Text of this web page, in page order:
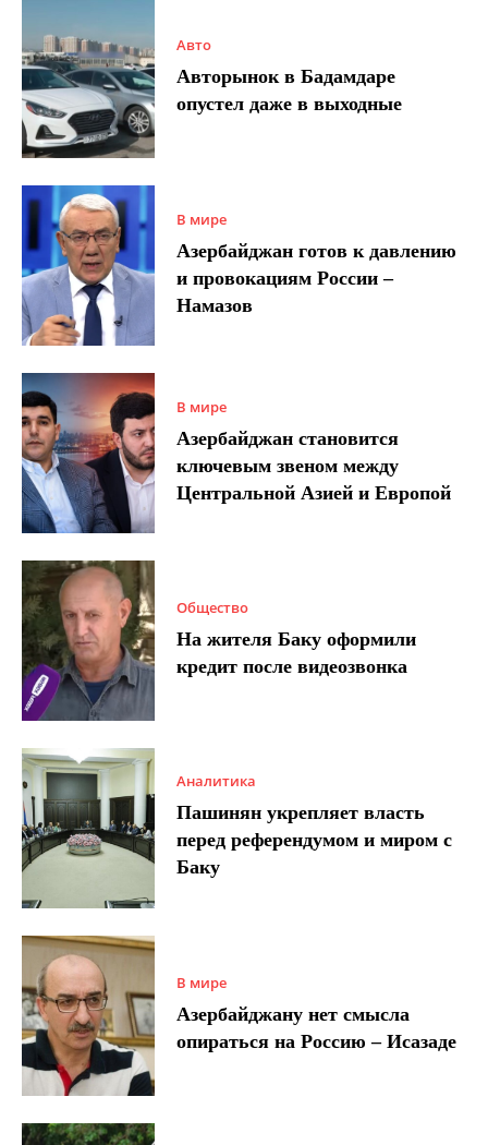
Авто
Авторынок в Бадамдаре
опустел даже в выходные
В мире
Азербайджан готов к давлению
и провокациям России –
Намазов
В мире
Азербайджан становится
ключевым звеном между
Центральной Азией и Европой
Общество
На жителя Баку оформили
кредит после видеозвонка
Аналитика
Пашинян укрепляет власть
перед референдумом и миром с
Баку
В мире
Азербайджану нет смысла
опираться на Россию – Исазаде